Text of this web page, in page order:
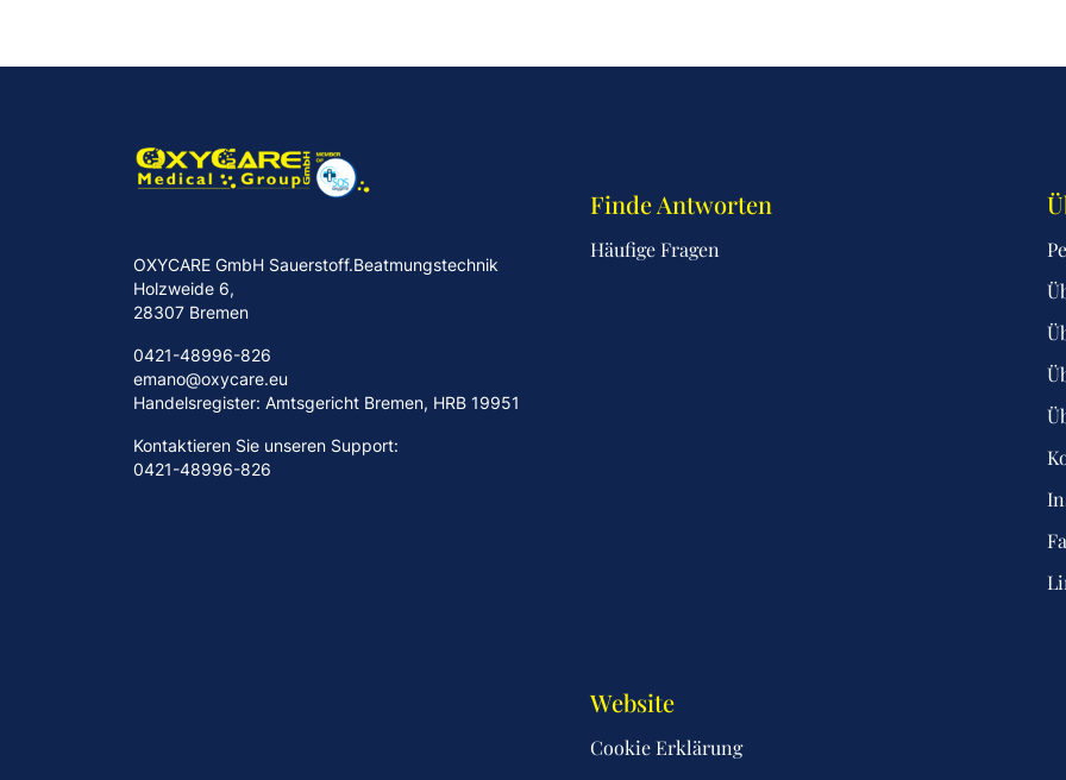
OXYCARE GmbH Sauerstoff.Beatmungstechnik
Holzweide 6,
28307 Bremen
0421-48996-826
emano@oxycare.eu
Handelsregister: Amtsgericht Bremen, HRB 19951
Kontaktieren Sie unseren Support:
0421-48996-826
Finde Antworten
Häufige Fragen
Website
Cookie Erklärung